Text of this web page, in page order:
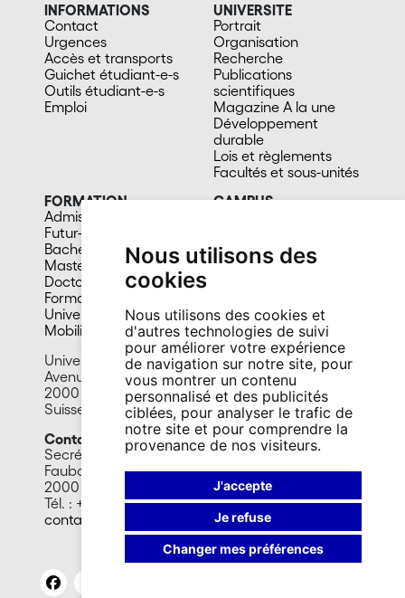
Nous utilisons des
cookies
Nous utilisons des cookies et
d'autres technologies de suivi
pour améliorer votre expérience
de navigation sur notre site, pour
vous montrer un contenu
personnalisé et des publicités
ciblées, pour analyser le trafic de
notre site et pour comprendre la
provenance de nos visiteurs.
J'accepte
Je refuse
Changer mes préférences
INFORMATIONS
Contact
Urgences
Accès et transports
Guichet étudiant-e-s
Outils étudiant-e-s
Emploi
UNIVERSITE
Portrait
Organisation
Recherche
Publications
scientifiques
Magazine A la une
Développement
durable
Lois et règlements
Facultés et sous-unités
FORMATION
Admission
Futur-e étudiant-e
Bachelors
Masters
Doctorat
Formation continue
Université du 3e âge
Mobilité
CAMPUS
Sports
Santé
Université de Neuchâtel
Avenue du 1er-Mars 26
2000 Neuchâtel
Suisse
Contact MT180
Secrétariat général
Faubourg de l’Hôpital 41
2000 Neuchâtel
Tél. : +41 32 718 10 99
contact.event@unine.ch